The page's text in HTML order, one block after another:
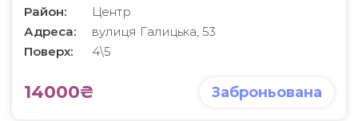
Район:
Центр
Адреса:
вулиця Галицька, 53
Поверх:
4\5
14000₴ Заброньована